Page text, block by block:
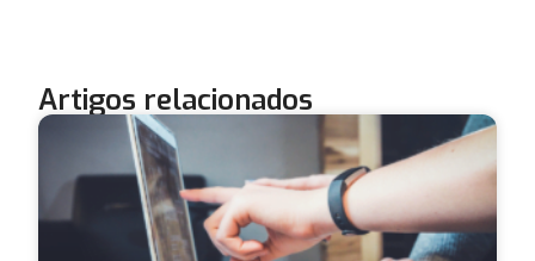
Artigos relacionados